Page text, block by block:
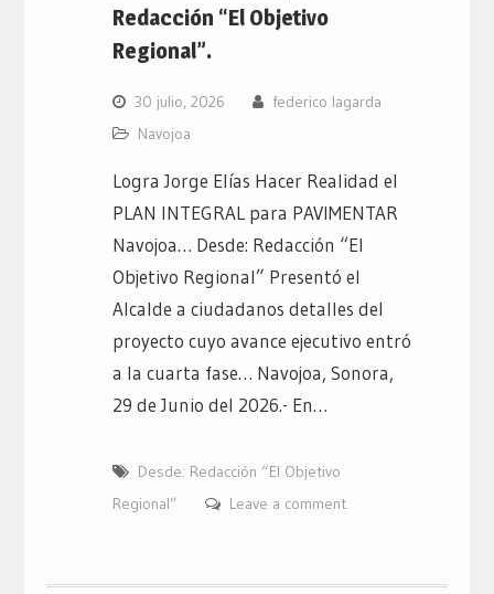
Redacción “El Objetivo
Regional”.
30 julio, 2026
federico lagarda
Navojoa
Logra Jorge Elías Hacer Realidad el
PLAN INTEGRAL para PAVIMENTAR
Navojoa… Desde: Redacción “El
Objetivo Regional” Presentó el
Alcalde a ciudadanos detalles del
proyecto cuyo avance ejecutivo entró
a la cuarta fase… Navojoa, Sonora,
29 de Junio del 2026.- En…
Desde: Redacción “El Objetivo
Regional”
Leave a comment